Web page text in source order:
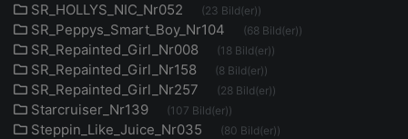
SR_HOLLYS_NIC_Nr052 (23 Bild(er))
SR_Peppys_Smart_Boy_Nr104 (68 Bild(er))
SR_Repainted_Girl_Nr008 (18 Bild(er))
SR_Repainted_Girl_Nr158 (8 Bild(er))
SR_Repainted_Girl_Nr257 (28 Bild(er))
Starcruiser_Nr139 (107 Bild(er))
Steppin_Like_Juice_Nr035 (80 Bild(er))